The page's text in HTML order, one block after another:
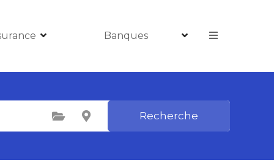
Banques
Sélectionnez une catégorie Sélectionnez le lieu Recherche